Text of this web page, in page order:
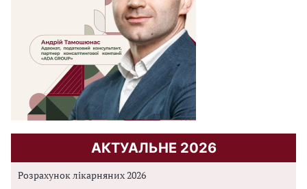
АКТУАЛЬНЕ 2026
Розрахунок лікарняних 2026